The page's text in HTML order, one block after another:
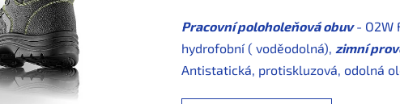
Pracovní poloholeňová obuv- O2W
hydrofobní ( voděodolná), zimní
Antistatická, protiskluzová, odolná